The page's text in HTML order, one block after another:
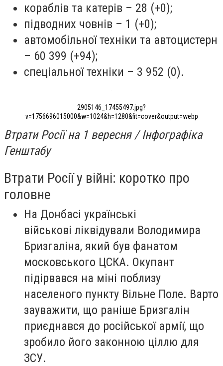
кораблів та катерів – 28 (+0);
підводних човнів – 1 (+0);
автомобільної техніки та автоцистерн
– 60 399 (+94);
спеціальної техніки – 3 952 (0).
2905146_17455497.jpg?
v=1756696015000&w=1024&h=1280&fit=cover&output=webp
Втрати Росії на 1 вересня / Інфографіка
Генштабу
Втрати Росії у війні: коротко про
головне
На Донбасі українські
військові ліквідували Володимира
Бризгаліна, який був фанатом
московського ЦСКА. Окупант
підірвався на міні поблизу
населеного пункту Вільне Поле. Варто
зауважити, що раніше Бризгалін
приєднався до російської армії, що
зробило його законною ціллю для
ЗСУ.